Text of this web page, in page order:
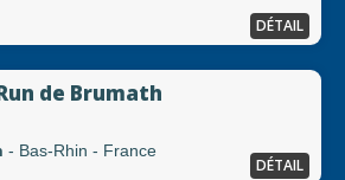
DÉTAIL
de Brumath
- Bas-Rhin - France
DÉTAIL